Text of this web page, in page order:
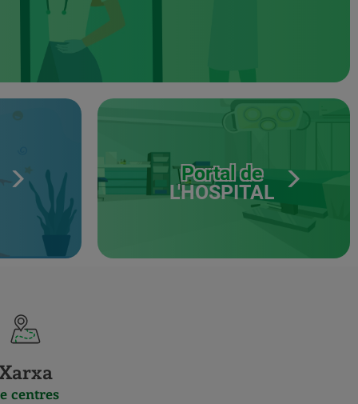
Portal de
L'HOSPITAL
centres